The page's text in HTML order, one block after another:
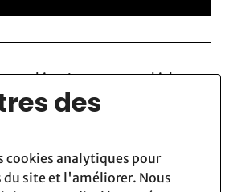
« Letter to a turkish
library/ted-
a-turkish-anarchist
idees/article/2024/04/26
des
cookies analytiques pour
du site et l'améliorer. Nous